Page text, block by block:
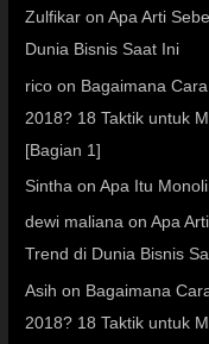
Zulfikar onApa Arti
Dunia Bisnis Saat Ini
rico on Bagaimana
2018? 18 Taktik untuk
[Bagian 1]
Sintha onApa Itu
dewi maliana onApa
Trend di Dunia Bisnis
Asih on Bagaimana
2018? 18 Taktik untuk